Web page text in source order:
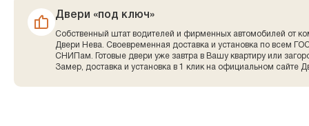
Двери «под ключ»
Собственный штат водителей и фирменных автомобилей от
Двери Нева. Своевременная доставка и установка по всем
СНИПам. Готовые двери уже завтра в Вашу квартиру или
Замер, доставка и установка в 1 клик на официальном сайте